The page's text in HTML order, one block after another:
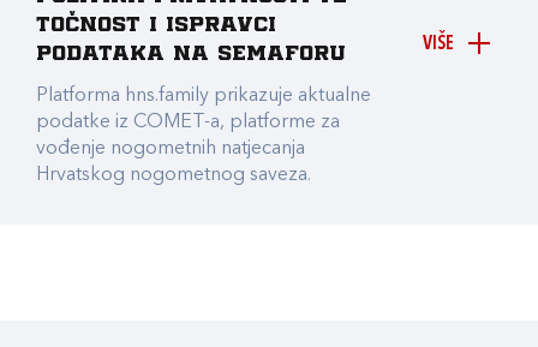
VIŠE
točnost i ispravci
podataka na Semaforu
Platforma hns.family prikazuje aktualne
podatke iz COMET-a, platforme za
vođenje nogometnih natjecanja
Hrvatskog nogometnog saveza.